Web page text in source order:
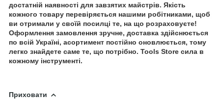
достатній наявності для завзятих майстрів. Якість
кожного товару перевіряється нашими робітниками, щоб
ви отримали у своїй посилці те, на що розраховуєте!
Оформлення замовлення зручне, доставка здійснюється
по всій Україні, асортимент постійно оновлюється, тому
легко знайдете саме те, що потрібно. Tools Store сила в
кожному інструменті.
Приховати